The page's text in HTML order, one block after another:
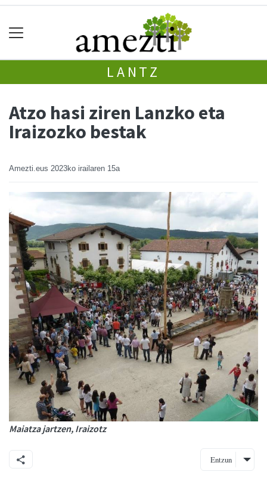
LANTZ
Atzo hasi ziren Lanzko eta
Iraizozko bestak
Amezti.eus 2023ko irailaren 15a
Maiatza jartzen, Iraizotz
Entzun